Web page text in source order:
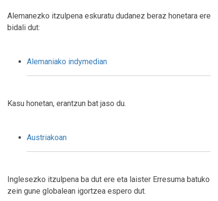
Alemanezko itzulpena eskuratu dudanez beraz honetara ere
bidali dut:
Alemaniako indymedian
Kasu honetan, erantzun bat jaso du.
Austriakoan
Inglesezko itzulpena ba dut ere eta laister Erresuma batuko
zein gune globalean igortzea espero dut.